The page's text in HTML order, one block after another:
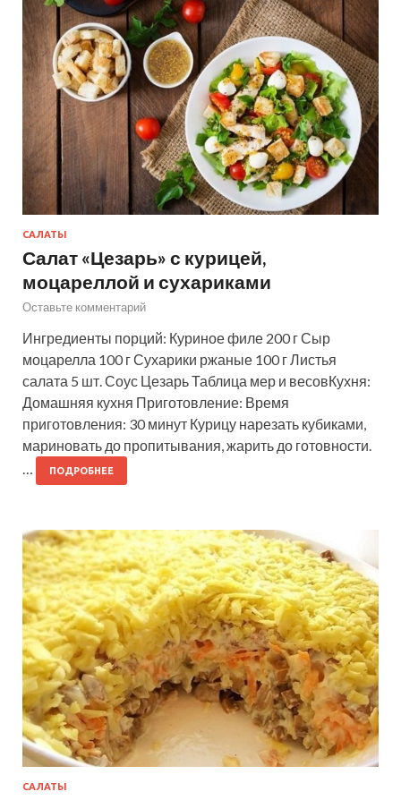
САЛАТЫ
Салат «Цезарь» с курицей,
моцареллой и сухариками
Оставьте комментарий
Ингредиенты порций: Куриное филе 200 г Сыр
моцарелла 100 г Сухарики ржаные 100 г Листья
салата 5 шт. Соус Цезарь Таблица мер и весовКухня:
Домашняя кухня Приготовление: Время
приготовления: 30 минут Курицу нарезать кубиками,
мариновать до пропитывания, жарить до готовности.
…
ПОДРОБНЕЕ
САЛАТЫ